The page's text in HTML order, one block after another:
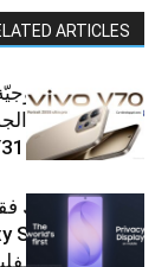
ARTICLES
هواتفها الذكيّة
V70 وسلسلة Y31
شاشتك،
من أعين